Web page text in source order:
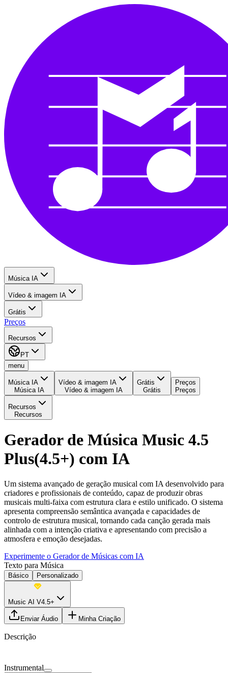
Música IA
Vídeo & imagem IA
Grátis
Preços
Recursos
PT
menu
Música IA
Música IA
Vídeo & imagem IA
Vídeo & imagem IA
Grátis
Grátis
Preços
Preços
Recursos
Recursos
Gerador de Música Music 4.5
Plus(4.5+) com IA
Um sistema avançado de geração musical com IA desenvolvido para
criadores e profissionais de conteúdo, capaz de produzir obras
musicais multi-faixa com estrutura clara e estilo unificado. O sistema
apresenta compreensão semântica avançada e capacidades de
controlo de estrutura musical, tornando cada canção gerada mais
alinhada com a intenção criativa e apresentando com precisão a
atmosfera e emoção desejadas.
Experimente o Gerador de Músicas com IA
Texto para Música
Básico Personalizado
Music AI V4.5+
Enviar Áudio Minha Criação
Descrição
Instrumental